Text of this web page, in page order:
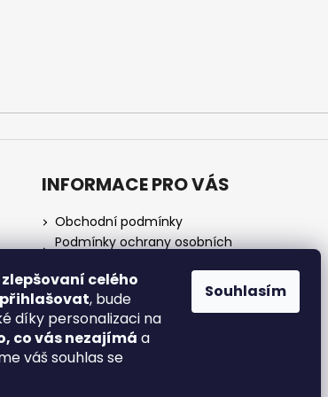
zlepšovaní celého
, bude
díky personalizaci na
co vás nezajímá a
váš souhlas se
Souhlasím
INFORMACE PRO VÁS
Obchodní podmínky
Podmínky ochrany osobních
O nás
Doprava a platba
Zrušení objednávky
Reklamace a vrácení zboží
Spotřební daň